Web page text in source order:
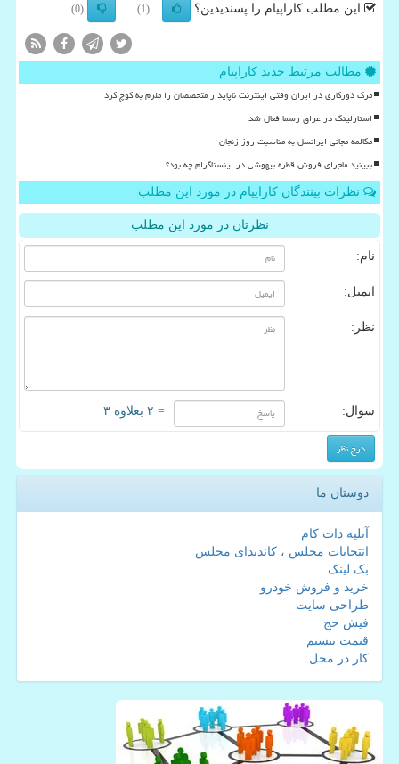
این مطلب کاراپیام را پسندیدین؟ (1)
(0)
مطالب مرتبط جدید کاراپیام
مرگ دورکاری در ایران وقتی اینترنت ناپایدار متخصصان را ملزم به کوچ کرد
استارلینک در عراق رسما فعال شد
مکالمه مجانی ایرانسل به مناسبت روز زنجان
ببینید ماجرای فروش قطره بیهوشی در اینستاگرام چه بود؟
نظرات بینندگان کاراپیام در مورد این مطلب
نظرتان در مورد این مطلب
نام:
ایمیل:
نظر:
سوال: = ۲ بعلاوه ۳
دوستان ما
آتلیه دات کام
انتخابات مجلس ، کاندیدای مجلس
بک لینک
خرید و فروش خودرو
طراحی سایت
فیش حج
قیمت بیسیم
کار در محل